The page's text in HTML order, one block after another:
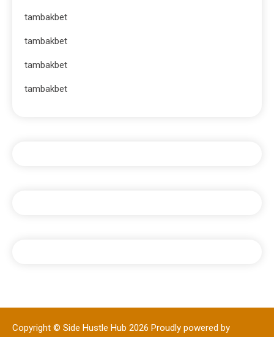
tambakbet
tambakbet
tambakbet
tambakbet
Copyright © Side Hustle Hub 2026 Proudly powered by